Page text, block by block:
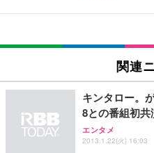
[EdoErgo] オフ
い 跳ね上げ式ア
キング pc 事務
(黒網+黒枠+黒足)
￥5,699
SIHOO B100 オ
EIZO ビジネス
EV3240X-WT |
￥105,595
EIZO ビジネス向
EV2740X-WT |
Amazonベーシ
回使い捨て 無香
￥3,373
Amazonベーシッ
関連
キンタロー。
8との番組初共
エンタメ
2013.1.22(火) 16:03